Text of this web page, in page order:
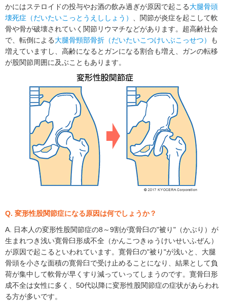
かにはステロイドの投与やお酒の飲み過ぎが原因で起こる大腿骨頭
壊死症（だいたいこっとうえししょう）
、関節が炎症を起こして軟
骨や骨が破壊されていく関節リウマチなどがあります。超高齢社会
で、転倒による大腿骨頸部骨折（だいたいこつけいぶこっせつ）
も
増えていますし、高齢になるとガンになる割合も増え、ガンの転移
が股関節周囲に及ぶこともあります。
Q. 変形性股関節症になる原因は何でしょうか？
A. 日本人の変形性股関節症の8～9割が寛骨臼の"被り"（かぶり）が
生まれつき浅い寛骨臼形成不全（かんこつきゅうけいせいふぜん）
が原因で起こるといわれています。寛骨臼の"被り"が浅いと、大腿
骨頭を小さな面積の寛骨臼で受け止めることになり、結果として負
荷が集中して軟骨が早くすり減っていってしまうのです。寛骨臼形
成不全は女性に多く、50代以降に変形性股関節症の症状があらわれ
る方が多いです。